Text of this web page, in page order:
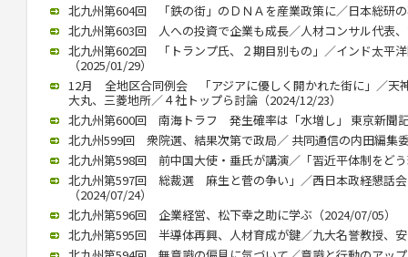
北九州第604回 「鉄の街」のＤＮＡを産業政策に／日本総研
北九州第603回 人への投資で企業も成長／人材コンサル代表
北九州第602回 「トランプ氏、２期目別もの」／インド太平
（2025/01/29）
12月 全地区合同例会 「アジアに優しく開かれた街に」／天
大丸、三菱地所／４社トップら討論（2024/12/23）
北九州第600回 南海トラフ 発生確率は「水増し」 東京新聞
北九州599回 衆院選、結果次第で政局／ 共同通信の内田編集
北九州第598回 前中国大使・垂氏が講演／「習近平体制をど
北九州第597回 総裁選 麻生と菅の争い」／西日本政経懇話
（2024/07/24）
北九州第596回 企業経営、松下幸之助に学ぶ（2024/07/05）
北九州第595回 半導体再興、人材育成が鍵／九大名誉教授、